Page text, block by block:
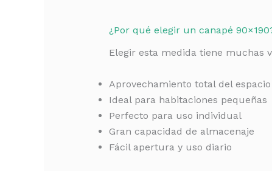
¿Por qué elegir un canapé
Elegir esta medida tiene muchas
Aprovechamiento total del espacio
Ideal para habitaciones pequeñas
Perfecto para uso individual
Gran capacidad de almacenaje
Fácil apertura y uso diario